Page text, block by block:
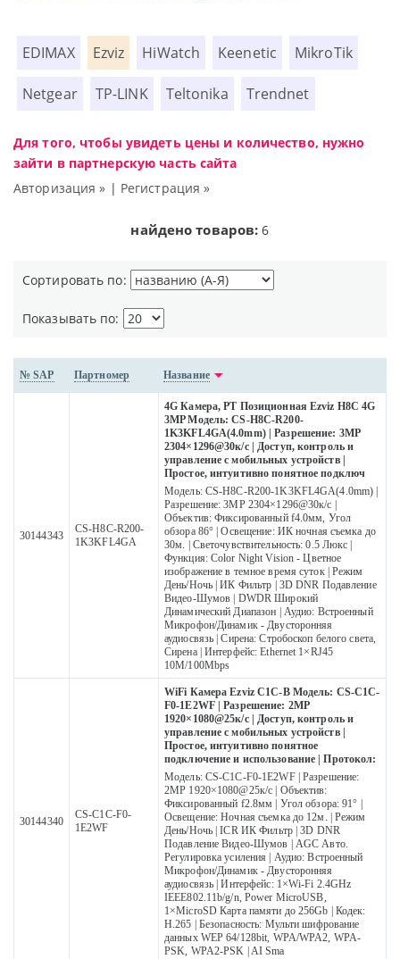
EDIMAX Ezviz HiWatch Keenetic MikroTik
Netgear TP-LINK Teltonika Trendnet
Для того, чтобы увидеть цены и количество, нужно
зайти в партнерскую часть сайта
Авторизация » | Регистрация »
найдено товаров: 6
Сортировать по:
Показывать по:
№ SAP Партномер Название
30144343
CS-H8C-R200-
1K3KFL4GA
4G Камера, PT Позиционная Ezviz H8C 4G
3MP Модель: CS-H8C-R200-
1K3KFL4GA(4.0mm) | Разрешение: 3MP
2304×1296@30к/с | Доступ, контроль и
управление с мобильных устройств |
Простое, интуитивно понятное подключ
Модель: CS-H8C-R200-1K3KFL4GA(4.0mm) |
Разрешение: 3MP 2304×1296@30к/с |
Объектив: Фиксированный f4.0мм, Угол
обзора 86° | Освещение: ИК ночная съемка до
30м. | Светочувствительность: 0.5 Люкс |
Функция: Color Night Vision - Цветное
изображение в темное время суток | Режим
День/Ночь | ИК Фильтр | 3D DNR Подавление
Видео-Шумов | DWDR Широкий
Динамический Диапазон | Аудио: Встроенный
Микрофон/Динамик - Двусторонняя
аудиосвязь | Сирена: Стробоскоп белого света,
Сирена | Интерфейс: Ethernet 1×RJ45
10M/100Mbps
30144340
CS-C1C-F0-
1E2WF
WiFi Камера Ezviz C1C-B Модель: CS-C1C-
F0-1E2WF | Разрешение: 2MP
1920×1080@25к/с | Доступ, контроль и
управление с мобильных устройств |
Простое, интуитивно понятное
подключение и использование | Протокол:
Модель: CS-C1C-F0-1E2WF | Разрешение:
2MP 1920×1080@25к/с | Объектив:
Фиксированный f2.8мм | Угол обзора: 91° |
Освещение: Ночная съемка до 12м. | Режим
День/Ночь | ICR ИК Фильтр | 3D DNR
Подавление Видео-Шумов | AGC Авто.
Регулировка усиления | Аудио: Встроенный
Микрофон/Динамик - Двусторонняя
аудиосвязь | Интерфейс: 1×Wi-Fi 2.4GHz
IEEE802.11b/g/n, Power MicroUSB,
1×MicroSD Карта памяти до 256Gb | Кодек:
H.265 | Безопасность: Мульти шифрование
данных WEP 64/128bit, WPA/WPA2, WPA-
PSK, WPA2-PSK | AI Sma